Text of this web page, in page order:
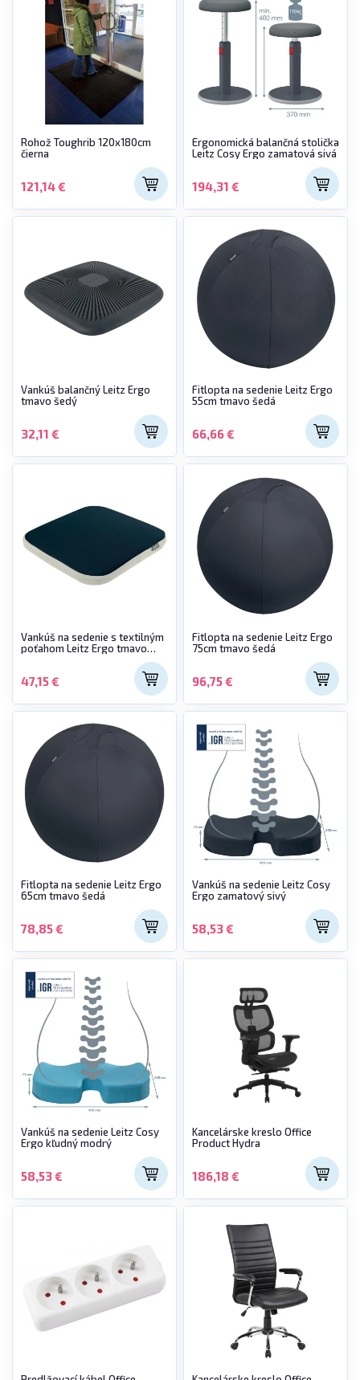
Rohož Toughrib 120x180cm
čierna
121,14 €
Ergonomická balančná stolička
Leitz Cosy Ergo zamatová sivá
194,31 €
Vankúš balančný Leitz Ergo
tmavo šedý
32,11 €
Fitlopta na sedenie Leitz Ergo
55cm tmavo šedá
66,66 €
Vankúš na sedenie s textilným
poťahom Leitz Ergo tmavo
47,15 €
Fitlopta na sedenie Leitz Ergo
75cm tmavo šedá
96,75 €
Fitlopta na sedenie Leitz Ergo
65cm tmavo šedá
78,85 €
Vankúš na sedenie Leitz Cosy
Ergo zamatový sivý
58,53 €
Vankúš na sedenie Leitz Cosy
Ergo kľudný modrý
58,53 €
Kancelárske kreslo Office
Product Hydra
186,18 €